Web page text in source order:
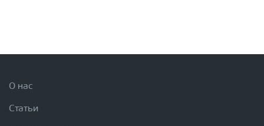
О нас
Статьи